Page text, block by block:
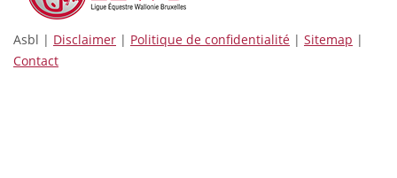
Asbl | Disclaimer | Politique de confidentialité | Sitemap |
Contact